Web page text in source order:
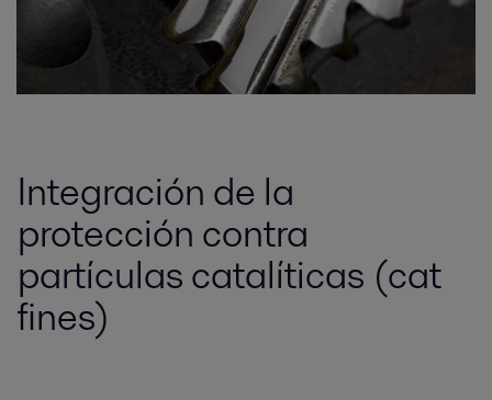
Integración de la
protección contra
partículas catalíticas (cat
fines)